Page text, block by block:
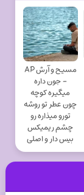
مسیح و آرش AP
- جون داره
میگیره کوچه
چون عطر تو روشه
تورو میذاره رو
چشم ریمیکس
بیس دار و اصلی